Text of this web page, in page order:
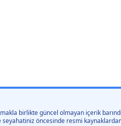
birlikte güncel olmayan içerik
seyahatiniz öncesinde resmi